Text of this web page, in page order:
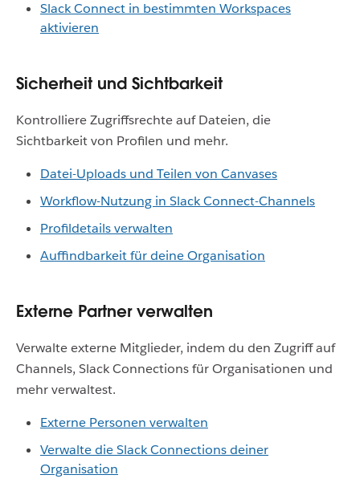
Slack Connect in bestimmten Workspaces
aktivieren
Sicherheit und Sichtbarkeit
Kontrolliere Zugriffsrechte auf Dateien, die
Sichtbarkeit von Profilen und mehr.
Datei-Uploads und Teilen von Canvases
Workflow-Nutzung in Slack Connect-Channels
Profildetails verwalten
Auffindbarkeit für deine Organisation
Externe Partner verwalten
Verwalte externe Mitglieder, indem du den Zugriff auf
Channels, Slack Connections für Organisationen und
mehr verwaltest.
Externe Personen verwalten
Verwalte die Slack Connections deiner
Organisation